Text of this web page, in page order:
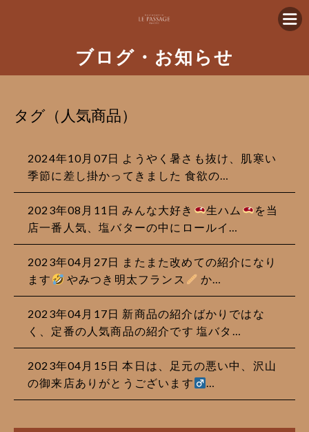
ブログ・お知らせ
タグ（人気商品）
2024年10月07日 ようやく暑さも抜け、肌寒い
季節に差し掛かってきました 食欲の…
2023年08月11日 みんな大好き 生ハム
を当
店一番人気、塩バターの中にロールイ…
2023年04月27日 またまた改めての紹介になり
ます
やみつき明太フランス か…
2023年04月17日 新商品の紹介ばかりではな
く、定番の人気商品の紹介です 塩バタ…
2023年04月15日 本日は、足元の悪い中、沢山
の御来店ありがとうございます‍
…